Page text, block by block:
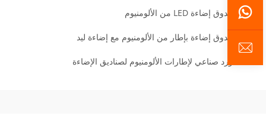
صندوق إضاءة LED من الألومنيوم
صندوق إضاءة بإطار من الألومنيوم مع إضاءة ليد
مورد صناعي لإطارات الألومنيوم لصناديق الإضاءة